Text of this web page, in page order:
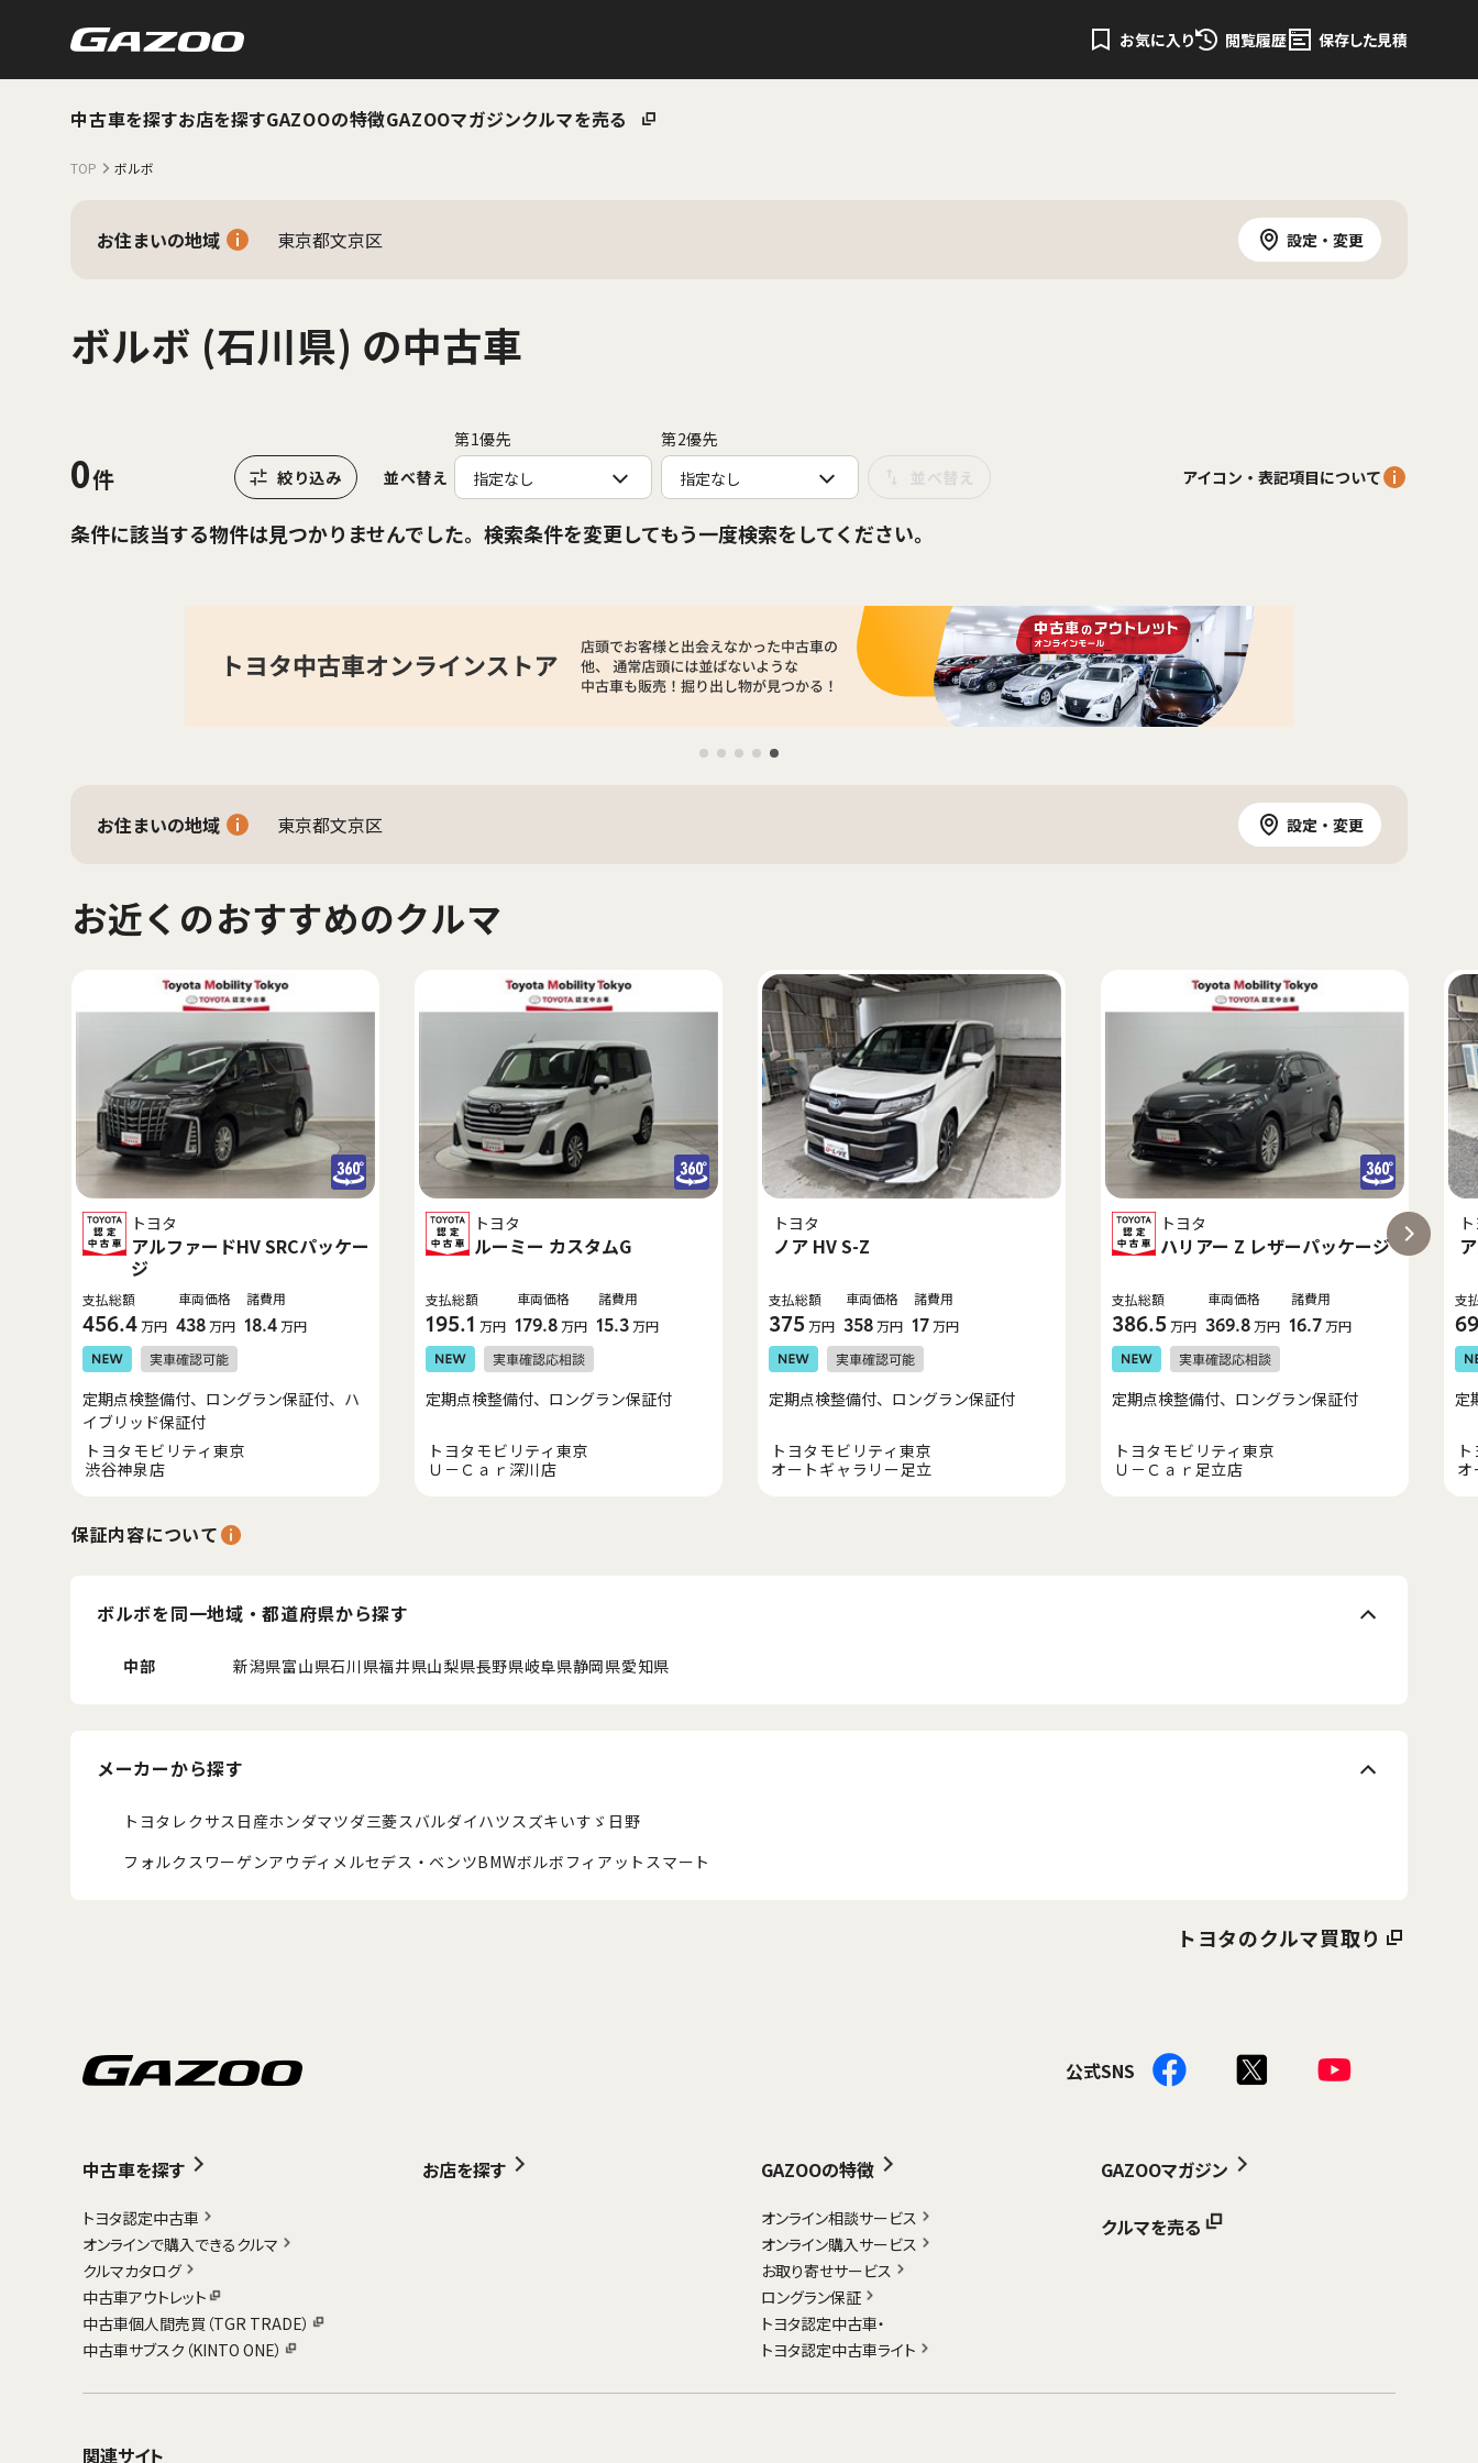
お気に入り 閲覧履歴 保存した見積
中古車を探すお店を探すGAZOOの特徴GAZOOマガジンクルマを売る
TOP ボルボ
お住まいの地域 東京都文京区 設定・変更
ボルボ (石川県) の中古車
0 並べ替え
第1優先
指定なし
第2優先
指定なし
アイコン・表記項目について
条件に該当する物件は見つかりませんでした。検索条件を変更してもう一度検索をしてください。
お住まいの地域 東京都文京区 設定・変更
お近くのおすすめのクルマ
トヨタ
アルファードHV SRCパッケー
ジ
支払総額
456.4万円
車両価格
438万円
諸費用
18.4万円
定期点検整備付、ロングラン保証付、ハ
イブリッド保証付
トヨタモビリティ東京
渋谷神泉店
トヨタ
ルーミー カスタムG
支払総額
195.1 万円
車両価格
179.8万円
諸費用
15.3万円
定期点検整備付、ロングラン保証付
トヨタモビリティ東京
Ｕ－Ｃａｒ深川店
トヨタ
ノア HV S-Z
支払総額
375 万円
車両価格
358万円
諸費用
17万円
定期点検整備付、ロングラン保証付
トヨタモビリティ東京
オートギャラリー足立
トヨタ
ハリアー Z レザーパッケージ
支払総額
386.5 万円
車両価格
369.8万円
諸費用
16.7万円
定期点検整備付、ロングラン保証付
トヨタモビリティ東京
Ｕ－Ｃａｒ足立店
支
定
オ
保証内容について
ボルボを同一地域・都道府県から探す
中部 新潟県富山県石川県福井県山梨県長野県岐阜県静岡県愛知県
メーカーから探す
トヨタ レクサス 日産ホンダマツダ三菱スバルダイハツスズキいすゞ 日野
フォルクスワーゲンアウディ メルセデス・ベンツBMWボルボ フィアット スマート
トヨタのクルマ買取り
公式SNS
中古車を探す
トヨタ認定中古車
オンラインで購入できるクルマ
クルマカタログ
中古車アウトレット
中古車個人間売買（TGR TRADE）
中古車サブスク（KINTO ONE）
お店を探す GAZOOの特徴
オンライン相談サービス
オンライン購入サービス
お取り寄せサービス
ロングラン保証
トヨタ認定中古車・
トヨタ認定中古車ライト
GAZOOマガジン
クルマを売る
関連サイト